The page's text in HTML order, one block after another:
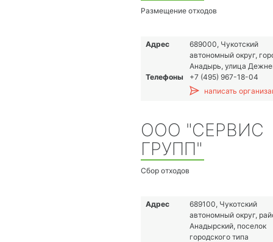
Размещение отходов
Адрес
689000, Чукотский
автономный округ,
Анадырь, улица
Телефоны
+7 (495) 967-18-04
написать
ООО "СЕРВИС
ГРУПП"
Сбор отходов
Адрес
689100, Чукотский
автономный округ,
Анадырский, поселок
городского типа